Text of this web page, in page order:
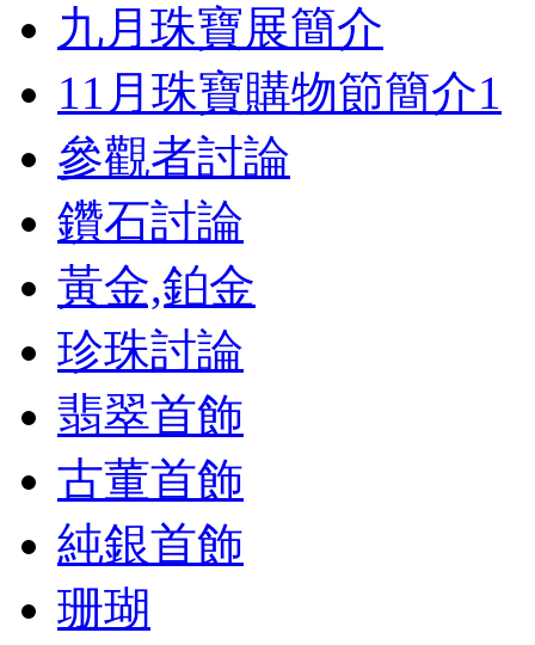
九月珠寶展簡介
11月珠寶購物節簡介1
參觀者討論
鑽石討論
黃金,鉑金
珍珠討論
翡翠首飾
古董首飾
純銀首飾
珊瑚